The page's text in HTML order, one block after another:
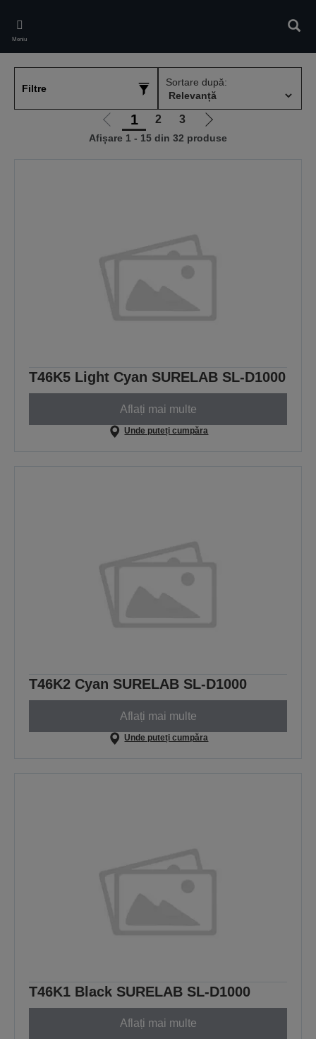
main
content
Meniu
Filtre
Sortare după:
Mergi
la
1 2 3
Mergi
la
Afișare 1 - 15 din 32 produse
T46K5 Light Cyan SURELAB SL-D1000
Aflați mai multe
Unde puteți cumpăra
T46K2 Cyan SURELAB SL-D1000
Aflați mai multe
Unde puteți cumpăra
T46K1 Black SURELAB SL-D1000
Aflați mai multe